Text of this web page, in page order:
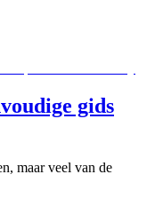
gids
maar veel van de